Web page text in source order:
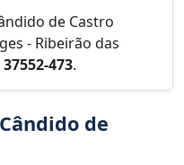
de Castro
- Ribeirão das
37552-473.
de